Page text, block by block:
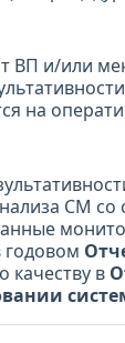
ВП и/или
на
СМ со
качеству в